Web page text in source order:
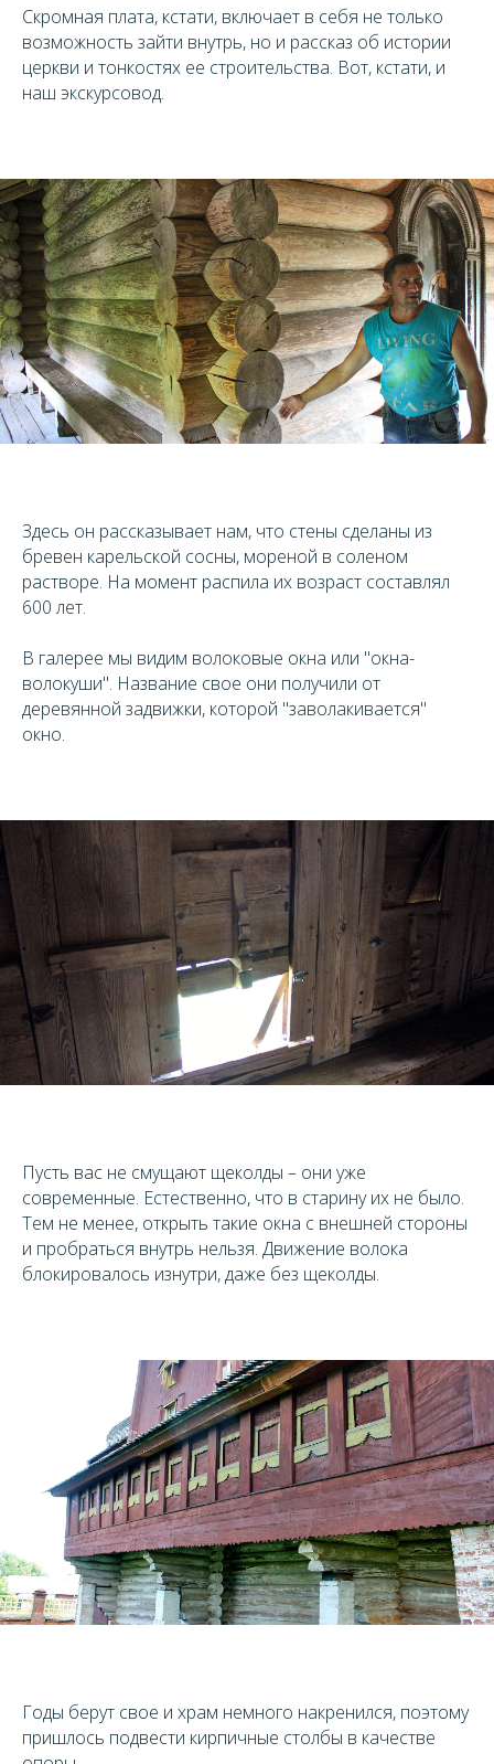
Скромная плата, кстати, включает в себя не только
возможность зайти внутрь, но и рассказ об истории
церкви и тонкостях ее строительства. Вот, кстати, и
наш экскурсовод.
Здесь он рассказывает нам, что стены сделаны из
бревен карельской сосны, мореной в соленом
растворе. На момент распила их возраст составлял
600 лет.
В галерее мы видим волоковые окна или "окна-
волокуши". Название свое они получили от
деревянной задвижки, которой "заволакивается"
окно.
Пусть вас не смущают щеколды – они уже
современные. Естественно, что в старину их не было.
Тем не менее, открыть такие окна с внешней стороны
и пробраться внутрь нельзя. Движение волока
блокировалось изнутри, даже без щеколды.
Годы берут свое и храм немного накренился, поэтому
пришлось подвести кирпичные столбы в качестве